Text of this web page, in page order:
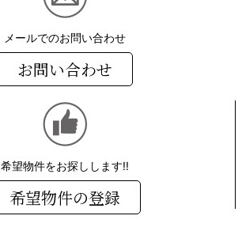
メールでのお問い合わせ
お問い合わせ
希望物件をお探しします!!
希望物件の登録